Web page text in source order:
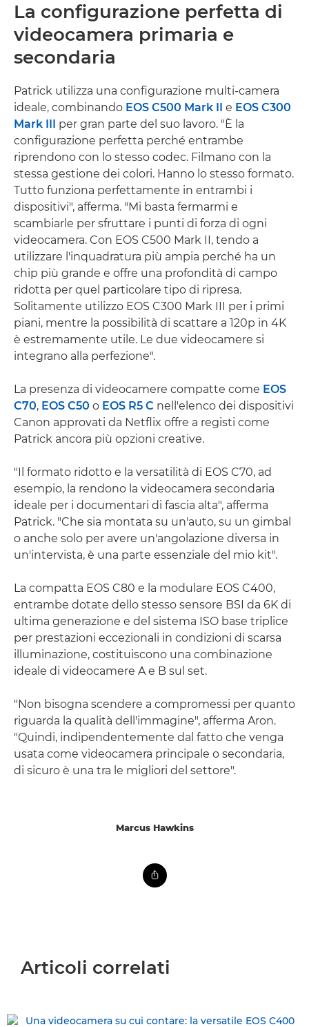
La configurazione perfetta di
videocamera primaria e
secondaria
Patrick utilizza una configurazione multi-camera
ideale, combinando EOS C500 Mark II e EOS C300
Mark III
per gran parte del suo lavoro. "È la
configurazione perfetta perché entrambe
riprendono con lo stesso codec. Filmano con la
stessa gestione dei colori. Hanno lo stesso formato.
Tutto funziona perfettamente in entrambi i
dispositivi", afferma. "Mi basta fermarmi e
scambiarle per sfruttare i punti di forza di ogni
videocamera. Con EOS C500 Mark II, tendo a
utilizzare l'inquadratura più ampia perché ha un
chip più grande e offre una profondità di campo
ridotta per quel particolare tipo di ripresa.
Solitamente utilizzo EOS C300 Mark III per i primi
piani, mentre la possibilità di scattare a 120p in 4K
è estremamente utile. Le due videocamere si
integrano alla perfezione".
La presenza di videocamere compatte come EOS
C70, EOS C50 o EOS R5 C nell'elenco dei dispositivi
Canon approvati da Netflix offre a registi come
Patrick ancora più opzioni creative.
"Il formato ridotto e la versatilità di EOS C70, ad
esempio, la rendono la videocamera secondaria
ideale per i documentari di fascia alta", afferma
Patrick. "Che sia montata su un'auto, su un gimbal
o anche solo per avere un'angolazione diversa in
un'intervista, è una parte essenziale del mio kit".
La compatta EOS C80 e la modulare EOS C400,
entrambe dotate dello stesso sensore BSI da 6K di
ultima generazione e del sistema ISO base triplice
per prestazioni eccezionali in condizioni di scarsa
illuminazione, costituiscono una combinazione
ideale di videocamere A e B sul set.
"Non bisogna scendere a compromessi per quanto
riguarda la qualità dell'immagine", afferma Aron.
"Quindi, indipendentemente dal fatto che venga
usata come videocamera principale o secondaria,
di sicuro è una tra le migliori del settore".
Marcus Hawkins
Articoli correlati